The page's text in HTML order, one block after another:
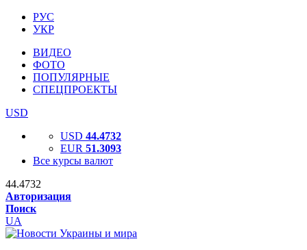
РУС
УКР
ВИДЕО
ФОТО
ПОПУЛЯРНЫЕ
СПЕЦПРОЕКТЫ
USD
USD 44.4732
EUR 51.3093
Все курсы валют
44.4732
Авторизация
Поиск
UA